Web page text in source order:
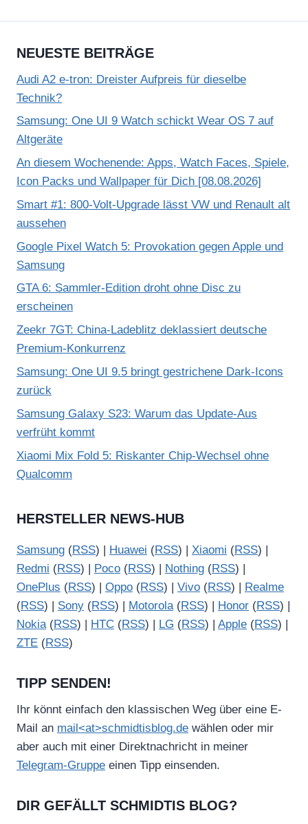
NEUESTE BEITRÄGE
Audi A2 e-tron: Dreister Aufpreis für dieselbe
Technik?
Samsung: One UI 9 Watch schickt Wear OS 7 auf
Altgeräte
An diesem Wochenende: Apps, Watch Faces, Spiele,
Icon Packs und Wallpaper für Dich [08.08.2026]
Smart #1: 800-Volt-Upgrade lässt VW und Renault alt
aussehen
Google Pixel Watch 5: Provokation gegen Apple und
Samsung
GTA 6: Sammler-Edition droht ohne Disc zu
erscheinen
Zeekr 7GT: China-Ladeblitz deklassiert deutsche
Premium-Konkurrenz
Samsung: One UI 9.5 bringt gestrichene Dark-Icons
zurück
Samsung Galaxy S23: Warum das Update-Aus
verfrüht kommt
Xiaomi Mix Fold 5: Riskanter Chip-Wechsel ohne
Qualcomm
HERSTELLER NEWS-HUB
Samsung (RSS) | Huawei (RSS) | Xiaomi (RSS) |
Redmi (RSS) | Poco (RSS) | Nothing (RSS) |
OnePlus (RSS) | Oppo (RSS) | Vivo (RSS) |
Realme
(RSS) | Sony (RSS) | Motorola(RSS) | Honor (RSS) |
Nokia(RSS) | HTC (RSS) | LG (RSS) | Apple (RSS) |
ZTE (RSS)
TIPP SENDEN!
Ihr könnt einfach den klassischen Weg über eine E-
Mail an mail<at>schmidtisblog.de wählen oder mir
aber auch mit einer Direktnachricht in meiner
Telegram-Gruppe einen Tipp einsenden.
DIR GEFÄLLT SCHMIDTIS BLOG?